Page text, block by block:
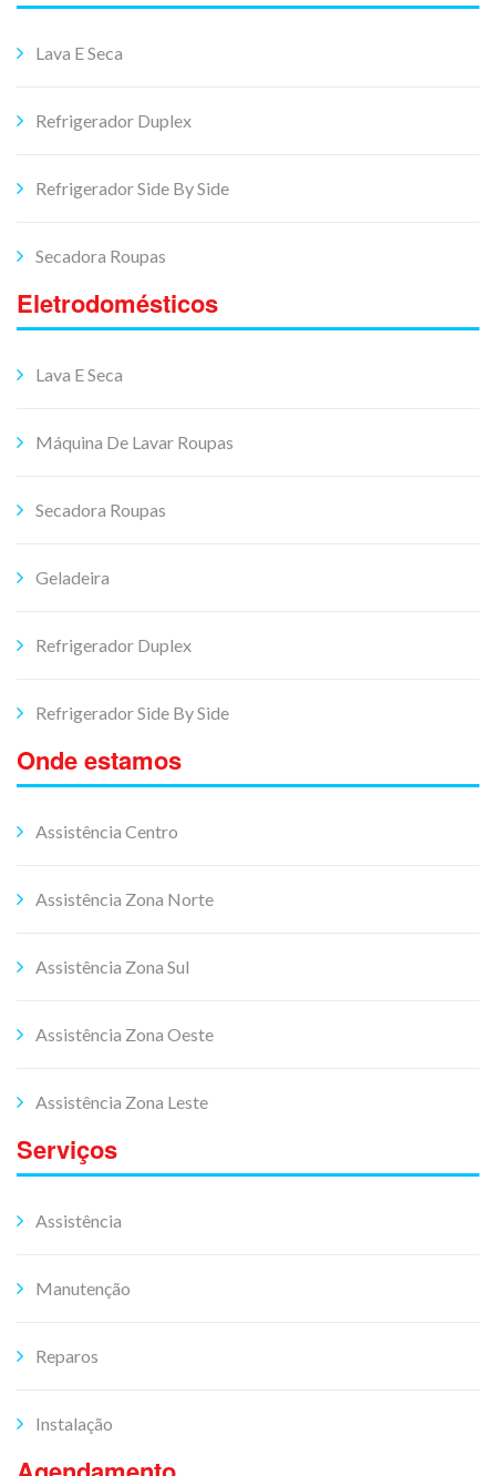
Lava E Seca
Refrigerador Duplex
Refrigerador Side By Side
Secadora Roupas
Eletrodomésticos
Lava E Seca
Máquina De Lavar Roupas
Secadora Roupas
Geladeira
Refrigerador Duplex
Refrigerador Side By Side
Onde estamos
Assistência Centro
Assistência Zona Norte
Assistência Zona Sul
Assistência Zona Oeste
Assistência Zona Leste
Serviços
Assistência
Manutenção
Reparos
Instalação